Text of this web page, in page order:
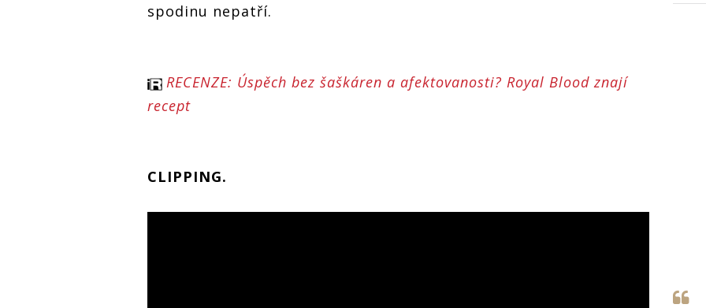
spodinu nepatří.
RECENZE: Úspěch bez šaškáren a afektovanosti? Royal Blood znají
recept
CLIPPING.